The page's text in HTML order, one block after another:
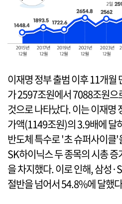
이재명 정부 출범 이후 11개월
가 2597조원에서 7088조원
것으로 나타났다. 이는 이재명
가액(1149조원)의 3.9배에 달
반도체 특수로 '초 슈퍼사이클
SK하이닉스 두 종목의 시총
을 차지했다. 이로 인해, 삼성
절반을 넘어서 54.8%에 달했